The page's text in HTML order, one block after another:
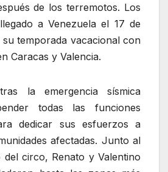
de los terremotos. Los
a Venezuela el 17 de
temporada vacacional con
Caracas y Valencia.
la emergencia sísmica
todas las funciones
dedicar sus esfuerzos a
afectadas. Junto al
del circo, Renato y Valentino